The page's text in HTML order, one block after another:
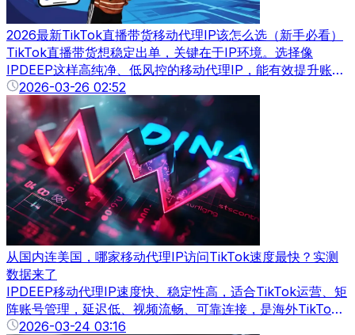
2026最新TikTok直播带货移动代理IP该怎么选（新手必看）
TikTok直播带货想稳定出单，关键在于IP环境。选择像
IPDEEP这样高纯净、低风控的移动代理IP，能有效提升账号
权重与流量稳定性。
2026-03-26 02:52
从国内连美国，哪家移动代理IP访问TikTok速度最快？实测
数据来了
IPDEEP移动代理IP速度快、稳定性高，适合TikTok运营、矩
阵账号管理，延迟低、视频流畅、可靠连接，是海外TikTok
首选解决方案。
2026-03-24 03:16